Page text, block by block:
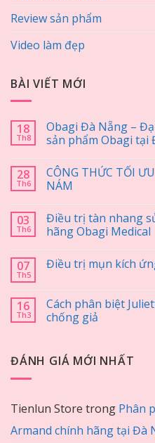
Review sản phẩm
Video làm đẹp
BÀI VIẾT MỚI
18
Th8
Obagi Đà Nẵng –
sản phẩm Obagi tại
28
Th6
CÔNG THỨC TỐI
NÁM
03
Th6
Điều trị tàn nhang
hãng Obagi Medical
07
Th5
Điều trị mụn kích
16
Th3
Cách phân biệt
chống giả
ĐÁNH GIÁ MỚI NHẤT
Tienlun Store trong Phân
Armand chính hãng tại Đà